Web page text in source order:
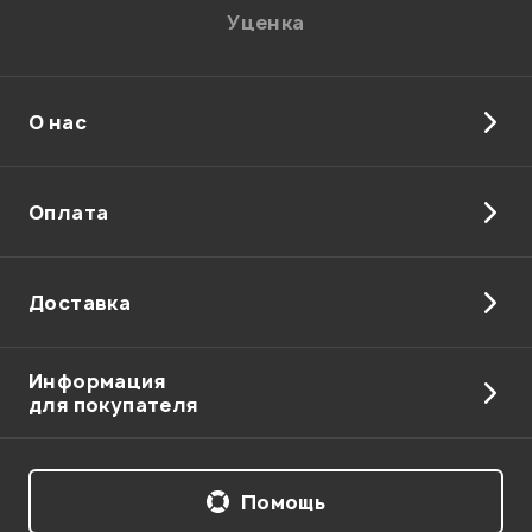
Я даюсогласиена обработку персональных данных в
Политикой в отношении обработки
персональных данных.
Уценка
О нас
Оплата
Доставка
Информация
для покупателя
Помощь